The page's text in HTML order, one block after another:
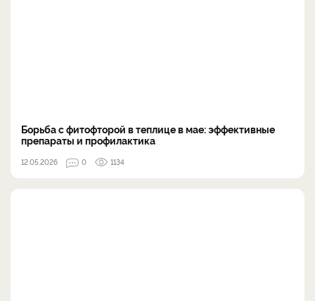
Борьба с фитофторой в теплице в мае: эффективные
препараты и профилактика
12.05.2026 0 1134